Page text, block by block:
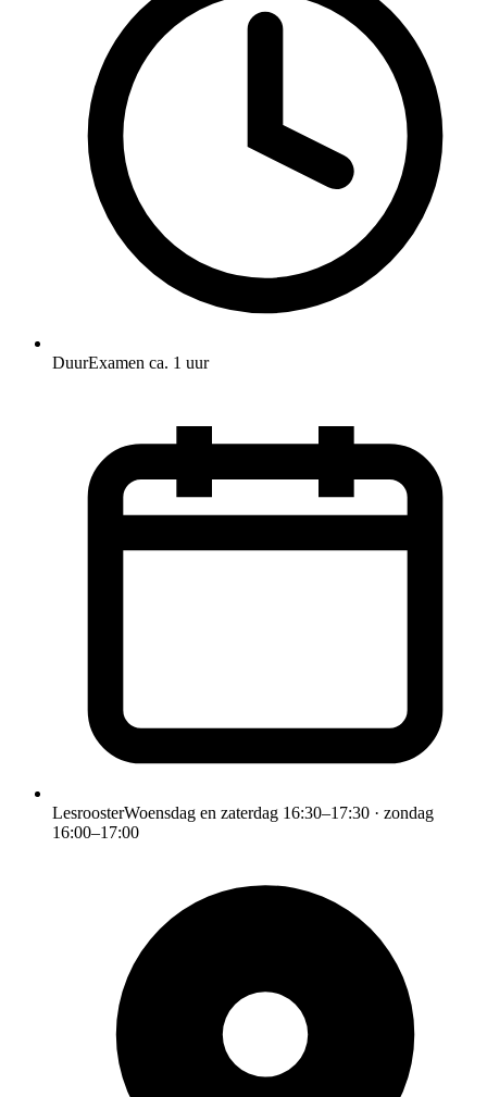
DuurExamen ca. 1 uur
LesroosterWoensdag en zaterdag 16:30–17:30 · zondag
16:00–17:00